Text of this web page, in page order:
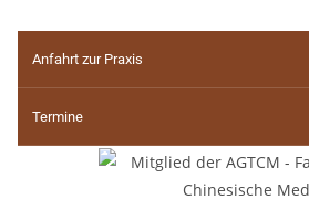
Anfahrt zur Praxis
Termine